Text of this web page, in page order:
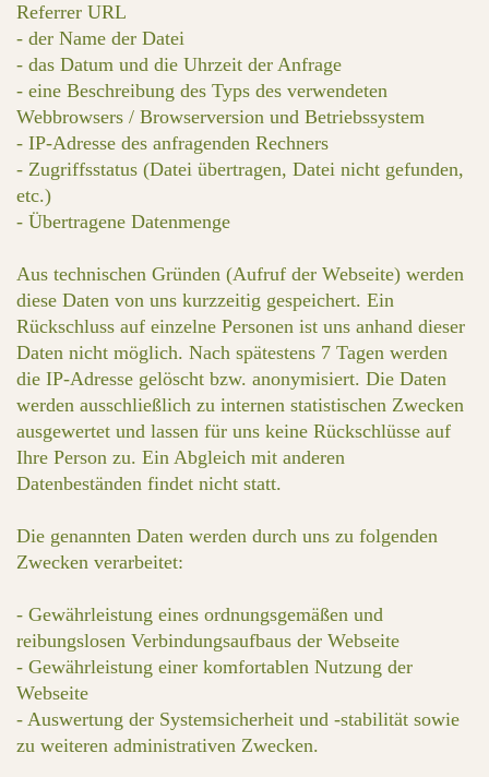
Referrer URL
- der Name der Datei
- das Datum und die Uhrzeit der Anfrage
- eine Beschreibung des Typs des verwendeten
Webbrowsers / Browserversion und Betriebssystem
- IP-Adresse des anfragenden Rechners
- Zugriffsstatus (Datei übertragen, Datei nicht gefunden,
etc.)
- Übertragene Datenmenge
Aus technischen Gründen (Aufruf der Webseite) werden
diese Daten von uns kurzzeitig gespeichert. Ein
Rückschluss auf einzelne Personen ist uns anhand dieser
Daten nicht möglich. Nach spätestens 7 Tagen werden
die IP-Adresse gelöscht bzw. anonymisiert. Die Daten
werden ausschließlich zu internen statistischen Zwecken
ausgewertet und lassen für uns keine Rückschlüsse auf
Ihre Person zu. Ein Abgleich mit anderen
Datenbeständen findet nicht statt.
Die genannten Daten werden durch uns zu folgenden
Zwecken verarbeitet:
- Gewährleistung eines ordnungsgemäßen und
reibungslosen Verbindungsaufbaus der Webseite
- Gewährleistung einer komfortablen Nutzung der
Webseite
- Auswertung der Systemsicherheit und -stabilität sowie
zu weiteren administrativen Zwecken.